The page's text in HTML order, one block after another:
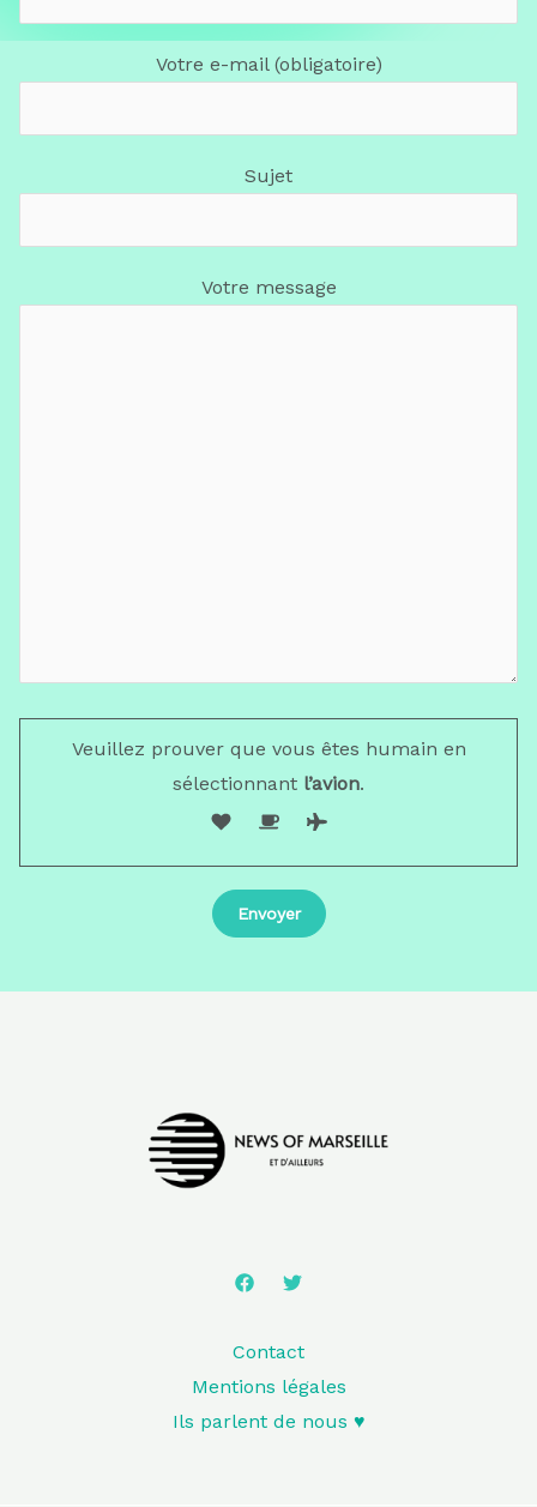
Votre e-mail (obligatoire)
Sujet
Votre message
Veuillez prouver que vous êtes humain en
sélectionnant l’avion.
Contact
Mentions légales
Ils parlent de nous ♥️